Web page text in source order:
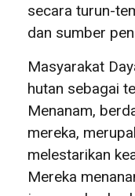
secara turun-
dan sumber
Masyarakat
hutan sebagai
Menanam,
mereka,
melestarikan
Mereka